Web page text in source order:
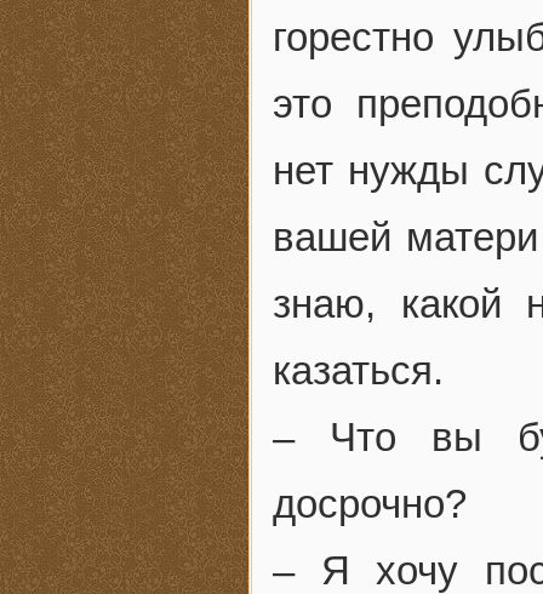
горестно
это
нет нужды
вашей
знаю, какой
казаться.
– Что вы
досрочно?
– Я хочу